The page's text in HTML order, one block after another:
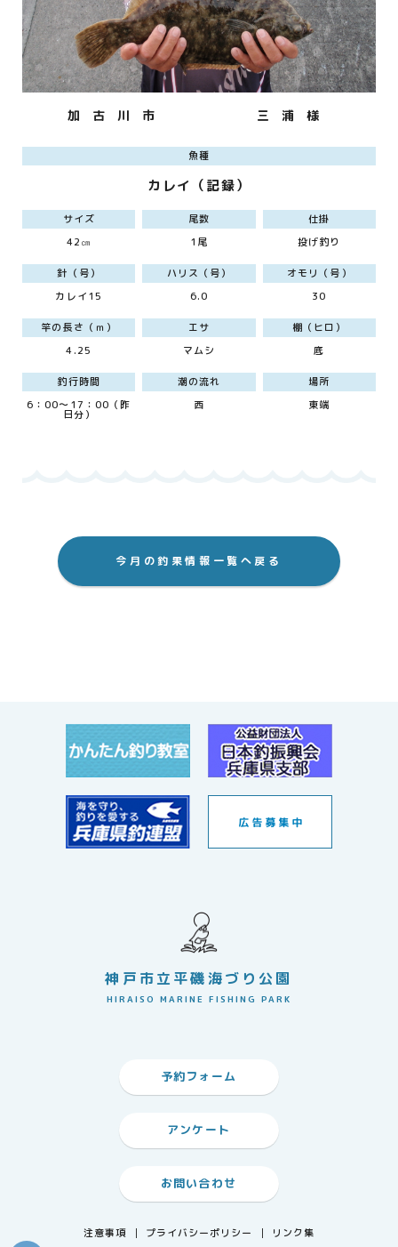
加 古 川 市 三 浦 様
魚種
カレイ（記録）
サイズ
42㎝
尾数
1尾
仕掛
投げ釣り
針（号）
カレイ15
ハリス（号）
6.0
オモリ（号）
30
竿の長さ（ｍ）
4.25
エサ
マムシ
棚（ヒロ）
底
釣行時間
6：00～17：00（昨
日分）
潮の流れ
西
場所
東端
今月の釣果情報一覧へ戻る
神戸市立平磯海づり公園
HIRAISO MARINE FISHING PARK
予約フォーム
アンケート
お問い合わせ
注意事項 プライバシーポリシー リンク集